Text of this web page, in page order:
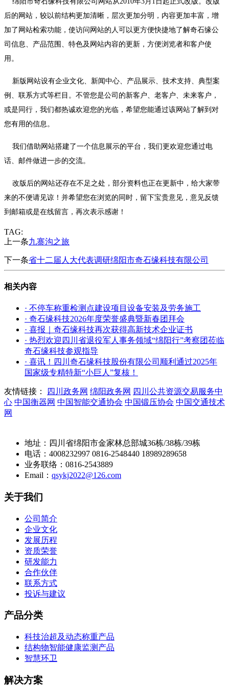
后的网站，较以前结构更加清晰，层次更加分明，内容更加丰富，增
加了网站检索功能，使访问网站的人可以更方便快捷地了解奇石缘公
司信息、产品范围、特色及网站内容的更新，方便浏览者和客户使
用。
新版网站设有企业文化、新闻中心、产品展示、技术支持、典型案
例、联系方式等栏目。不管您是公司的新客户、老客户、未来客户，
或是同行，我们都热诚欢迎您的光临，希望您能通过该网站了解到对
您有用的信息。
我们借助网站搭建了一个信息展示的平台，我们更欢迎您通过电
话、邮件做进一步的交流。
改版后的网站还存在不足之处，部分资料也正在更新中，给大家带
来的不便请见谅！并希望您在浏览的同时，留下宝贵意见，意见反馈
到邮箱或是在线留言，再次表示感谢！
TAG:
上一条九寨沟之旅
下一条省十二届人大代表调研绵阳市奇石缘科技有限公司
相关内容
· 不停车称重检测点建设项目设备安装及劳务施工
· 奇石缘科技2026年度荣誉盛典暨新春团拜会
· 喜报｜奇石缘科技再次获得高新技术企业证书
· 热烈欢迎四川省退役军人事务领域“绵阳行”考察团莅临
奇石缘科技参观指导
· 喜讯！四川奇石缘科技股份有限公司顺利通过2025年
国家级专精特新“小巨人”复核！
友情链接： 四川政务网 绵阳政务网 四川公共资源交易服务中
心 中国衡器网 中国智能交通协会 中国锻压协会 中国交通技术
网
地址：四川省绵阳市金家林总部城36栋/38栋/39栋
电话：4008232997 0816-2548440 18989289658
业务联络：0816-2543889
Email： qsykj2022@126.com
关于我们
公司简介
企业文化
发展历程
资质荣誉
研发能力
合作伙伴
联系方式
投诉与建议
产品分类
科技治超及动态称重产品
结构物智能健康监测产品
智慧环卫
解决方案